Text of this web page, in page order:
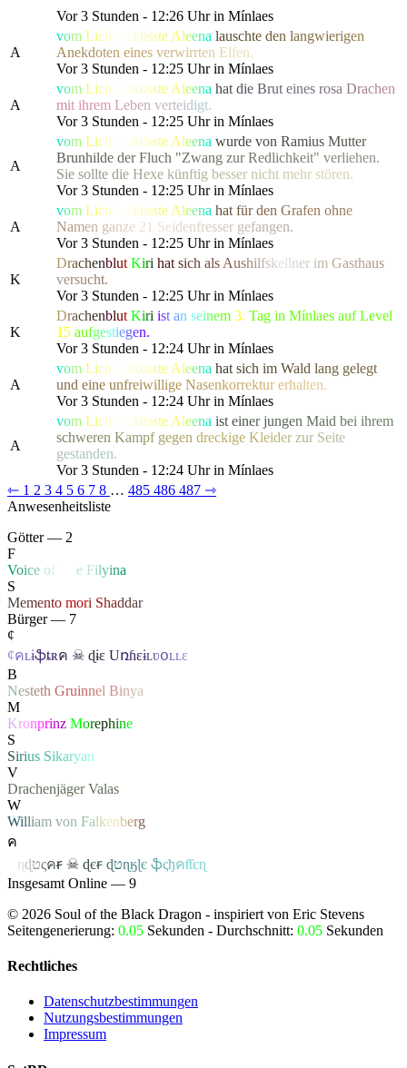
Vor 3 Stunden - 12:26 Uhr in Mínlaes
A
vom Lich eküsste Aleena lauschte den langwierigen
Anekdoten eines verwirrten Elfen.
Vor 3 Stunden - 12:25 Uhr in Mínlaes
A
vom Lich eküsste Aleena hat die Brut eines rosa Drachen
mit ihrem Leben verteidigt.
Vor 3 Stunden - 12:25 Uhr in Mínlaes
A
vom Lich eküsste Aleena wurde von Ramius Mutter
Brunhilde der Fluch "Zwang zur Redlichkeit" verliehen.
Sie sollte die Hexe künftig besser nicht mehr stören.
Vor 3 Stunden - 12:25 Uhr in Mínlaes
A
vom Lich eküsste Aleena hat für den Grafen ohne
Namen ganze 21 Seidenfresser gefangen.
Vor 3 Stunden - 12:25 Uhr in Mínlaes
K
Drachenblut Kiri hat sich als Aushilfskellner im Gasthaus
versucht.
Vor 3 Stunden - 12:25 Uhr in Mínlaes
K
Drachenblut Kiri ist an seinem 3. Tag in Mínlaes auf Level
15 aufgestiegen.
Vor 3 Stunden - 12:24 Uhr in Mínlaes
A
vom Lich eküsste Aleena hat sich im Wald lang gelegt
und eine unfreiwillige Nasenkorrektur erhalten.
Vor 3 Stunden - 12:24 Uhr in Mínlaes
A
vom Lich eküsste Aleena ist einer jungen Maid bei ihrem
schweren Kampf gegen dreckige Kleider zur Seite
gestanden.
Vor 3 Stunden - 12:24 Uhr in Mínlaes
⇽ 1 2 3 4 5 6 7 8 … 485 486 487 ⇾
Anwesenheitsliste
Götter — 2
F
Voice of e Filyina
S
Memento mori Shaddar
Bürger — 7
¢
¢คʟɨֆȶʀค ☠ ɖɨɛ Uռɦɛɨʟʋօʟʟɛ
B
Nesteth Gruinnel Binya
M
Kronprinz Morephine
S
Sirius Sikaryan
V
Drachenjäger Valas
W
William von Falkenberg
ค
ɳɖטςคꞧ ☠ ɖєꞧ ɖטɳӄɭє ֆςђคƭƭєɳ
Insgesamt Online — 9
© 2026 Soul of the Black Dragon - inspiriert von Eric Stevens
Seitengenerierung: 0.05 Sekunden - Durchschnitt: 0.05 Sekunden
Rechtliches
Datenschutzbestimmungen
Nutzungsbestimmungen
Impressum